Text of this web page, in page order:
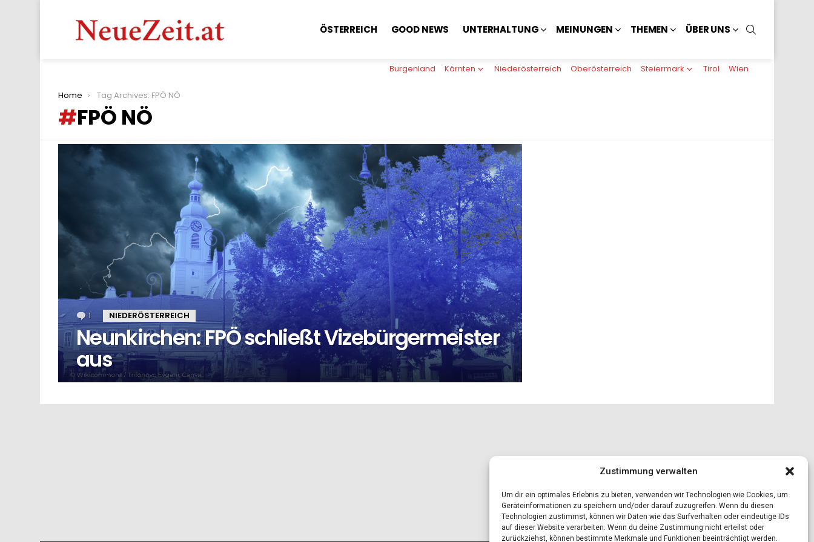
Zustimmung verwalten
Um dir ein optimales Erlebnis zu bieten, verwenden wir Technologien wie Cookies, um
Geräteinformationen zu speichern und/oder darauf zuzugreifen. Wenn du diesen
Technologien zustimmst, können wir Daten wie das Surfverhalten oder eindeutige IDs
auf dieser Website verarbeiten. Wenn du deine Zustimmung nicht erteilst oder
zurückziehst, können bestimmte Merkmale und Funktionen beeinträchtigt werden.
ÖSTERREICH GOOD NEWS UNTERHALTUNG MEINUNGEN THEMEN ÜBER UNS
Burgenland Kärnten Niederösterreich Oberösterreich Steiermark Tirol Wien
You are here:
Home Tag Archives: FPÖ NÖ
FPÖ NÖ
LATEST
STORIES
1 Kommentar
NIEDERÖSTERREICH
Neunkirchen: FPÖ schließt Vizebürgermeister
aus